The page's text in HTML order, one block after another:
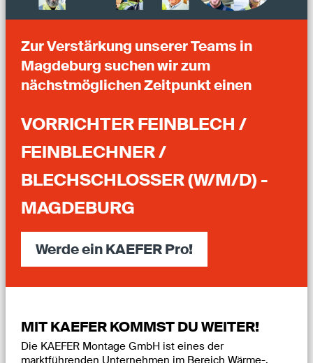
Zur Verstärkung unserer Teams in
Magdeburg suchen wir zum
nächstmöglichen Zeitpunkt einen
VORRICHTER FEINBLECH /
FEINBLECHNER /
BLECHSCHLOSSER (W/M/D) -
MAGDEBURG
Werde ein KAEFER Pro!
MIT KAEFER KOMMST DU WEITER!
Die KAEFER Montage GmbH ist eines der
marktführenden Unternehmen im Bereich Wärme-,